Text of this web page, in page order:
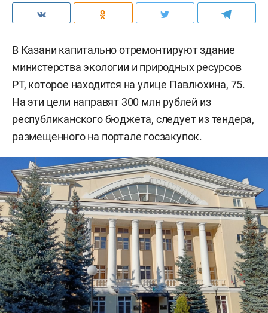
В Казани капитально отремонтируют здание
министерства экологии и природных ресурсов
РТ, которое находится на улице Павлюхина, 75.
На эти цели направят 300 млн рублей из
республиканского бюджета, следует из тендера,
размещенного на портале госзакупок.